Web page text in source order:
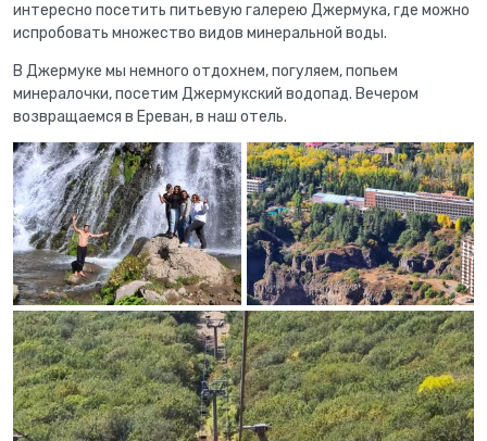
интересно посетить питьевую галерею Джермука, где можно
испробовать множество видов минеральной воды.
В Джермуке мы немного отдохнем, погуляем, попьем
минералочки, посетим Джермукский водопад. Вечером
возвращаемся в Ереван, в наш отель.